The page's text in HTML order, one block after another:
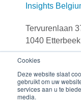
Cookies
Deze website slaat
gebruikt om uw
services aan u te
media.
Insights
Tervurenlaan
1040
Tel: +32 (0)251
E-mail: